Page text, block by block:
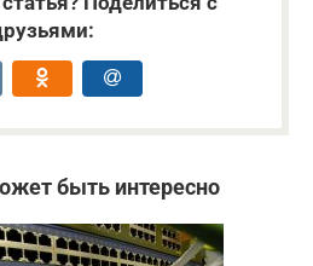
быть интересно